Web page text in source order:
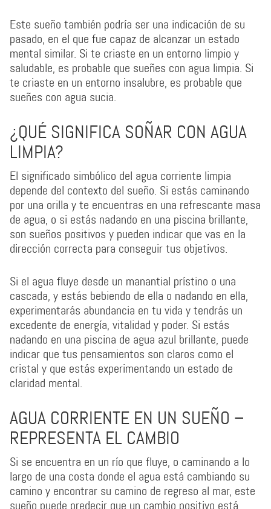
Este sueño también podría ser una indicación de su
pasado, en el que fue capaz de alcanzar un estado
mental similar. Si te criaste en un entorno limpio y
saludable, es probable que sueñes con agua limpia. Si
te criaste en un entorno insalubre, es probable que
sueñes con agua sucia.
¿QUÉ SIGNIFICA SOÑAR CON AGUA
LIMPIA?
El significado simbólico del agua corriente limpia
depende del contexto del sueño. Si estás caminando
por una orilla y te encuentras en una refrescante masa
de agua, o si estás nadando en una piscina brillante,
son sueños positivos y pueden indicar que vas en la
dirección correcta para conseguir tus objetivos.
Si el agua fluye desde un manantial prístino o una
cascada, y estás bebiendo de ella o nadando en ella,
experimentarás abundancia en tu vida y tendrás un
excedente de energía, vitalidad y poder. Si estás
nadando en una piscina de agua azul brillante, puede
indicar que tus pensamientos son claros como el
cristal y que estás experimentando un estado de
claridad mental.
AGUA CORRIENTE EN UN SUEÑO –
REPRESENTA EL CAMBIO
Si se encuentra en un río que fluye, o caminando a lo
largo de una costa donde el agua está cambiando su
camino y encontrar su camino de regreso al mar, este
sueño puede predecir que un cambio positivo está